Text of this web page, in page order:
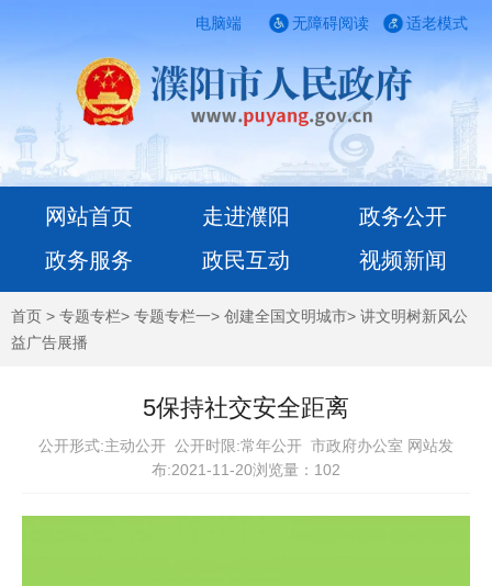
电脑端 适老模式
无障碍阅读
网站首页 走进濮阳
政务公开
政务服务
政民互动 视频新闻
首页 > 专题专栏> 专题专栏一> 创建全国文明城市> 讲文明树新风公
益广告展播
5保持社交安全距离
公开形式:主动公开 公开时限:常年公开 市政府办公室 网站发
布:2021-11-20浏览量： 102